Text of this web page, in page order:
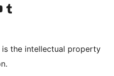
TikTok
náš kanál YouTube
Navštívte náš účet na platforme Tumblr
is the intellectual property